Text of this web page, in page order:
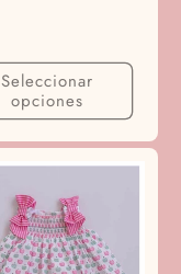
Seleccionar
opciones